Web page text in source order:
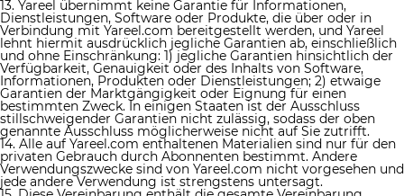
13. Yareel übernimmt keine Garantie für Informationen,
Dienstleistungen, Software oder Produkte, die über oder in
Verbindung mit Yareel.com bereitgestellt werden, und Yareel
lehnt hiermit ausdrücklich jegliche Garantien ab, einschließlich
und ohne Einschränkung: 1) jegliche Garantien hinsichtlich der
Verfügbarkeit, Genauigkeit oder des Inhalts von Software,
Informationen, Produkten oder Dienstleistungen; 2) etwaige
Garantien der Marktgängigkeit oder Eignung für einen
bestimmten Zweck. In einigen Staaten ist der Ausschluss
stillschweigender Garantien nicht zulässig, sodass der oben
genannte Ausschluss möglicherweise nicht auf Sie zutrifft.
14. Alle auf Yareel.com enthaltenen Materialien sind nur für den
privaten Gebrauch durch Abonnenten bestimmt. Andere
Verwendungszwecke sind von Yareel.com nicht vorgesehen und
jede andere Verwendung ist strengstens untersagt.